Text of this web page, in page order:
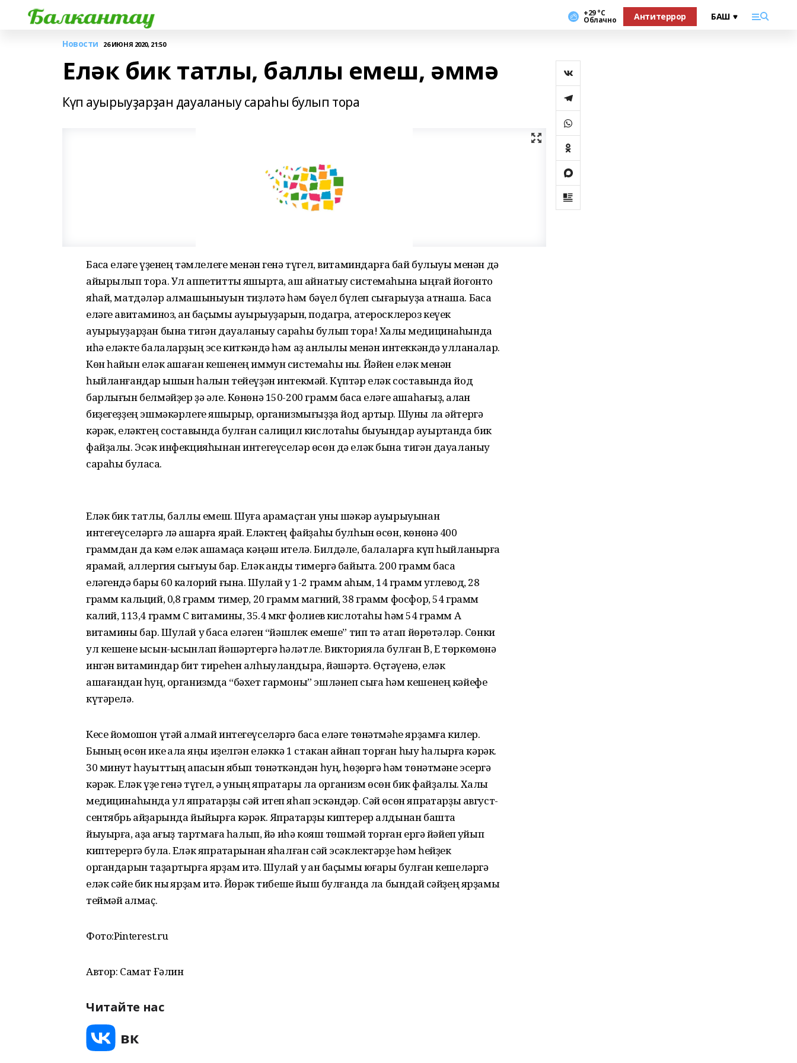
+29 °С
Облачно Антитеррор
Новости 26 ИЮНЯ 2020, 21:50
Еләк бик татлы, баллы емеш, әммә
Күп ауырыуҙарҙан дауаланыу сараһы булып тора
Баҡса еләге үҙенең тәмлелеге менән генә түгел, витаминдарға бай булыуы менән дә
айырылып тора. Ул аппетитты яҡшырта, аш ҡайнатыу системаһына ыңғай йоғонто
яһай, матдәләр алмашыныуын тиҙләтә һәм бәүел бүлеп сығарыуҙа ҡатнаша. Баҡса
еләге авитаминоз, ҡан баҫымы ауырыуҙарын, подагра, атеросклероз кеүек
ауырыуҙарҙан бына тигән дауаланыу сараһы булып тора! Халыҡ медицинаһында
иһә еләкте балаларҙың эсе киткәндә һәм аҙ ҡанлылыҡ менән интеккәндә ҡулланалар.
Көн һайын еләк ашаған кешенең иммун системаһы ныҡ. Йәйен еләк менән
һыйланғандар ҡышын һалҡын тейеүҙән интекмәй. Күптәр еләк составында йод
барлығын белмәйҙер ҙә әле. Көнөнә 150-200 грамм баҡса еләге ашаһағыҙ, ҡалҡан
биҙегеҙҙең эшмәкәрлеге яҡшырыр, организмығыҙҙа йод артыр. Шуны ла әйтергә
кәрәк, еләктең составында булған салицил кислотаһы быуындар ауыртҡанда бик
файҙалы. Эсәк инфекцияһынан интегеүселәр өсөн дә еләк бына тигән дауаланыу
сараһы буласаҡ.
Еләк бик татлы, баллы емеш. Шуға ҡарамаҫтан уны шәкәр ауырыуынан
интегеүселәргә лә ашарға ярай. Еләктең файҙаһы булһын өсөн, көнөнә 400
граммдан да кәм еләк ашамаҫҡа кәңәш ителә. Билдәле, балаларға күп һыйланырға
ярамай, аллергия сығыуы бар. Еләк ҡанды тимергә байыта. 200 грамм баҡса
еләгендә бары 60 калорий ғына. Шулай уҡ 1-2 грамм аҡһым, 14 грамм углевод, 28
грамм кальций, 0,8 грамм тимер, 20 грамм магний, 38 грамм фосфор, 54 грамм
калий, 113,4 грамм С витамины, 35.4 мкг фолиев кислотаһы һәм 54 грамм А
витамины бар. Шулай уҡ баҡса еләген “йәшлек емеше” тип тә атап йөрөтәләр. Сөнки
ул кешене ысын-ысынлап йәшәртергә һәләтле. Викторияла булған В, Е төркөмөнә
ингән витаминдар бит тиреһен алһыуландыра, йәшәртә. Өҫтәүенә, еләк
ашағандан һуң, организмда “бәхет гармоны” эшләнеп сыға һәм кешенең кәйефе
күтәрелә.
Кесе йомошон үтәй алмай интегеүселәргә баҡса еләге төнәтмәһе ярҙамға килер.
Бының өсөн ике ҡалаҡ яңы иҙелгән еләккә 1 стакан ҡайнап торған һыу һалырға кәрәк.
30 минут һауыттың ҡапҡасын ябып төнәткәндән һуң, һөҙөргә һәм төнәтмәне эсергә
кәрәк. Еләк үҙе генә түгел, ә уның япраҡтары ла организм өсөн бик файҙалы. Халыҡ
медицинаһында ул япраҡтарҙы сәй итеп яһап эскәндәр. Сәй өсөн япраҡтарҙы август-
сентябрь айҙарында йыйырға кәрәк. Япраҡтарҙы киптерер алдынан башта
йыуырға, аҙаҡ ҡағыҙ тартмаға һалып, йә иһә кояш төшмәй торған ергә йәйеп ҡуйып
киптерергә була. Еләк япраҡтарынан яһалған сәй эсәклектәрҙе һәм һейҙек
органдарын таҙартырға ярҙам итә. Шулай уҡ ҡан баҫымы юғары булған кешеләргә
еләк сәйе бик ныҡ ярҙам итә. Йөрәк тибеше йыш булғанда ла бындай сәйҙең ярҙамы
теймәй ҡалмаҫ.
Фото:Pinterest.ru
Автор: Самат Ғәлин
Читайте нас